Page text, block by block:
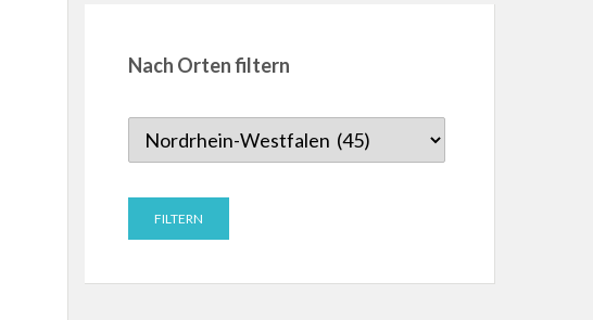
Nach Orten filtern